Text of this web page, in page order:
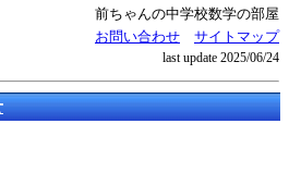
前ちゃんの中学校数学の部屋
お問い合わせ
サイトマップ
last update 2025/06/24